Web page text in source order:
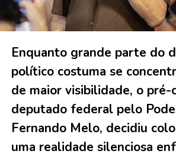
Enquanto grande parte do
político costuma se
de maior visibilidade, o pré-
deputado federal pelo
Fernando Melo, decidiu
uma realidade silenciosa